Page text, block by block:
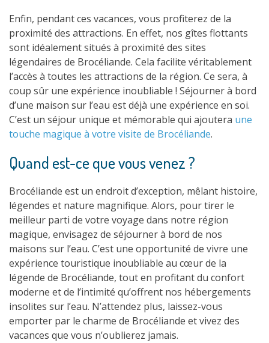
Enfin, pendant ces vacances, vous profiterez de la
proximité des attractions. En effet, nos gîtes flottants
sont idéalement situés à proximité des sites
légendaires de Brocéliande. Cela facilite véritablement
l’accès à toutes les attractions de la région. Ce sera, à
coup sûr une expérience inoubliable ! Séjourner à bord
d’une maison sur l’eau est déjà une expérience en soi.
C’est un séjour unique et mémorable qui ajoutera une
touche magique à votre visite de Brocéliande.
Quand est-ce que vous venez ?
Brocéliande est un endroit d’exception, mêlant histoire,
légendes et nature magnifique. Alors, pour tirer le
meilleur parti de votre voyage dans notre région
magique, envisagez de séjourner à bord de nos
maisons sur l’eau. C’est une opportunité de vivre une
expérience touristique inoubliable au cœur de la
légende de Brocéliande, tout en profitant du confort
moderne et de l’intimité qu’offrent nos hébergements
insolites sur l’eau. N’attendez plus, laissez-vous
emporter par le charme de Brocéliande et vivez des
vacances que vous n’oublierez jamais.